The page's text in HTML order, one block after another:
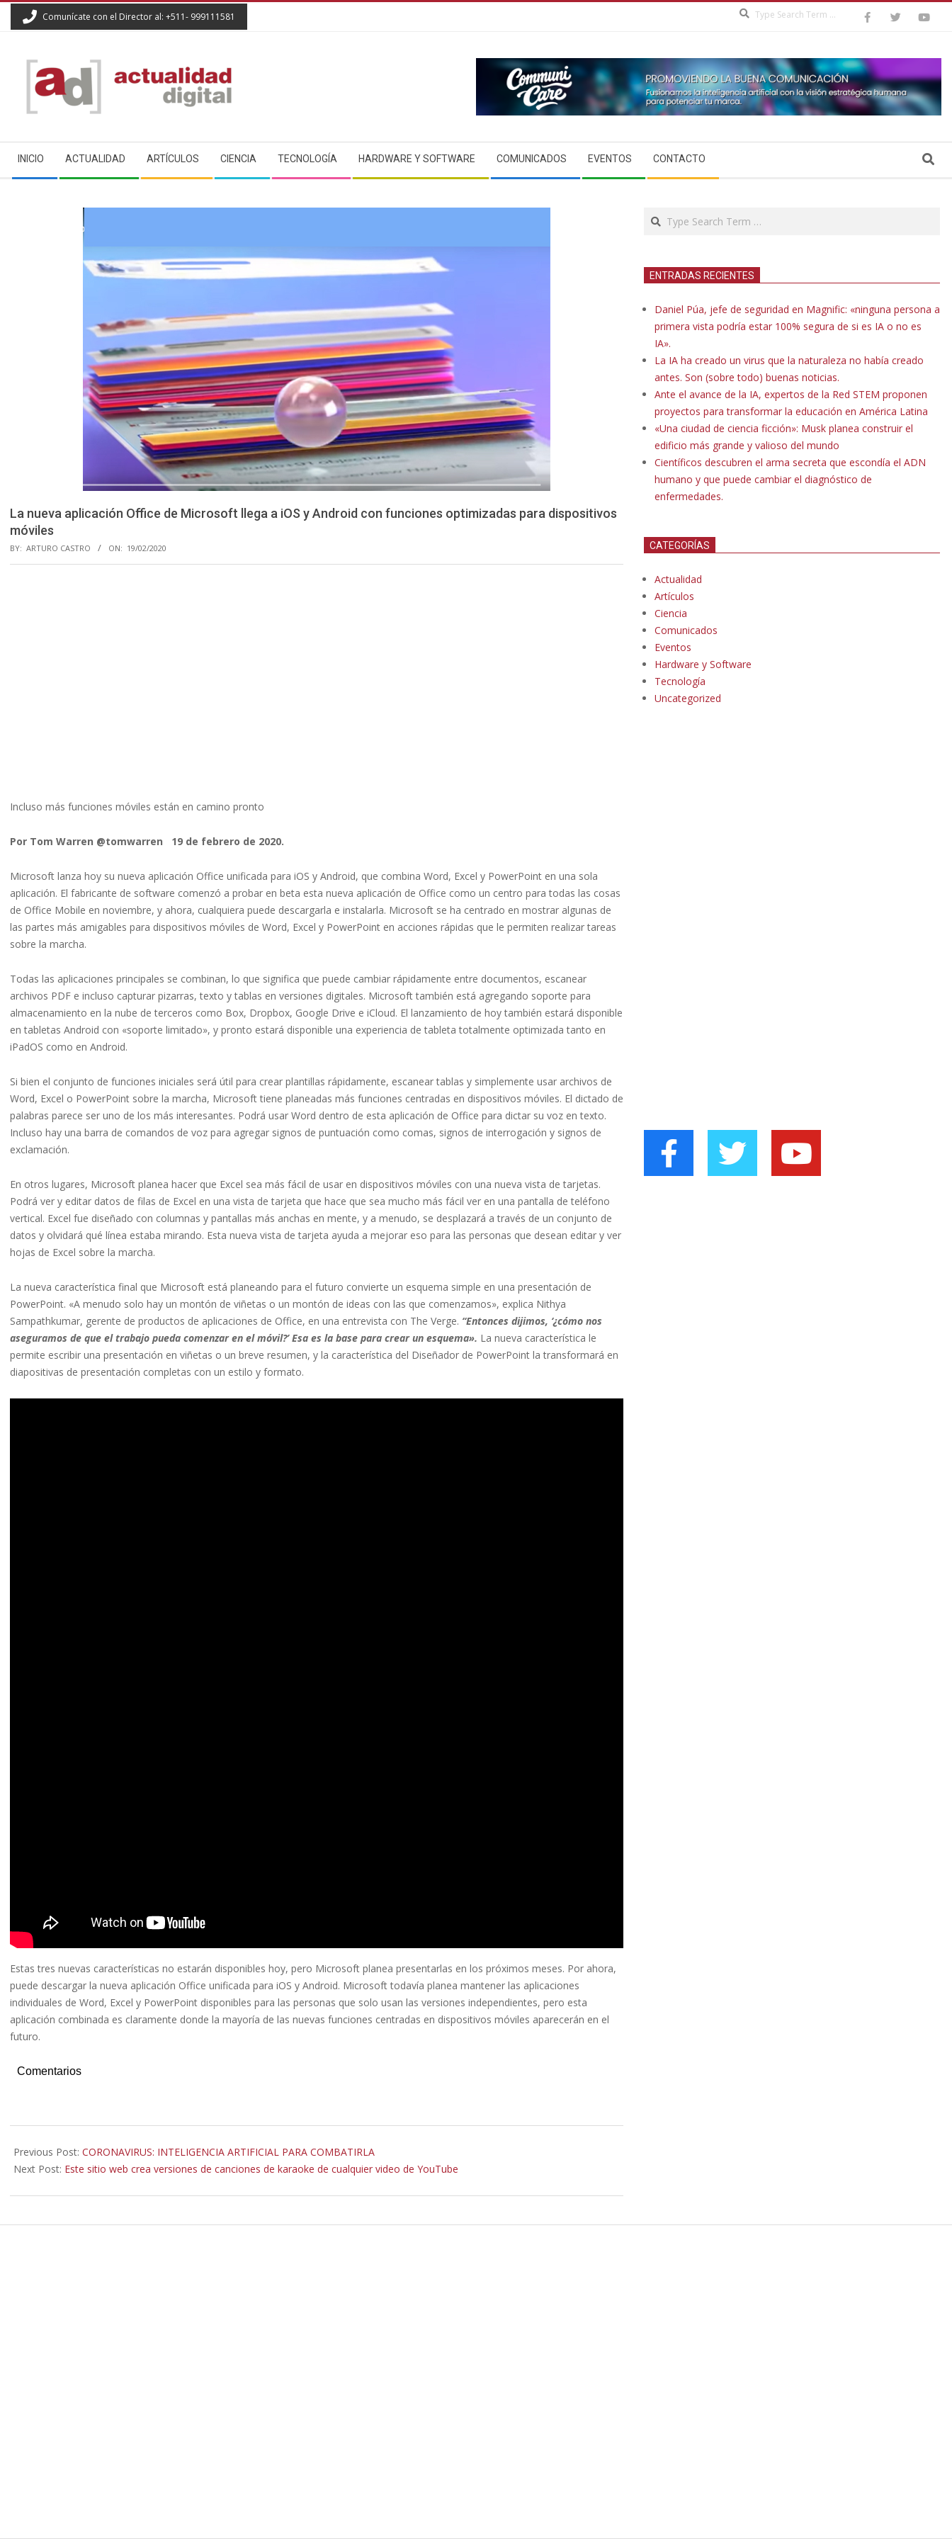
Comunícate con el Director al: +511- 999111581
ACTUALIDAD
DIGITAL
Navigation
Menu
INICIO ACTUALIDAD ARTÍCULOS CIENCIA TECNOLOGÍA HARDWARE Y SOFTWARE COMUNICADOS EVENTOS CONTACTO Search
La nueva aplicación Office de Microsoft llega a iOS y Android con funciones optimizadas para dispositivos
móviles
BY: ARTURO CASTRO ON: 19/02/2020
Incluso más funciones móviles están en camino pronto
Por Tom Warren @tomwarren 19 de febrero de 2020.
Microsoft lanza hoy su nueva aplicación Office unificada para iOS y Android, que combina Word, Excel y PowerPoint en una sola
aplicación. El fabricante de software comenzó a probar en beta esta nueva aplicación de Office como un centro para todas las cosas
de Office Mobile en noviembre, y ahora, cualquiera puede descargarla e instalarla. Microsoft se ha centrado en mostrar algunas de
las partes más amigables para dispositivos móviles de Word, Excel y PowerPoint en acciones rápidas que le permiten realizar tareas
sobre la marcha.
Todas las aplicaciones principales se combinan, lo que significa que puede cambiar rápidamente entre documentos, escanear
archivos PDF e incluso capturar pizarras, texto y tablas en versiones digitales. Microsoft también está agregando soporte para
almacenamiento en la nube de terceros como Box, Dropbox, Google Drive e iCloud. El lanzamiento de hoy también estará disponible
en tabletas Android con «soporte limitado», y pronto estará disponible una experiencia de tableta totalmente optimizada tanto en
iPadOS como en Android.
Si bien el conjunto de funciones iniciales será útil para crear plantillas rápidamente, escanear tablas y simplemente usar archivos de
Word, Excel o PowerPoint sobre la marcha, Microsoft tiene planeadas más funciones centradas en dispositivos móviles. El dictado de
palabras parece ser uno de los más interesantes. Podrá usar Word dentro de esta aplicación de Office para dictar su voz en texto.
Incluso hay una barra de comandos de voz para agregar signos de puntuación como comas, signos de interrogación y signos de
exclamación.
En otros lugares, Microsoft planea hacer que Excel sea más fácil de usar en dispositivos móviles con una nueva vista de tarjetas.
Podrá ver y editar datos de filas de Excel en una vista de tarjeta que hace que sea mucho más fácil ver en una pantalla de teléfono
vertical. Excel fue diseñado con columnas y pantallas más anchas en mente, y a menudo, se desplazará a través de un conjunto de
datos y olvidará qué línea estaba mirando. Esta nueva vista de tarjeta ayuda a mejorar eso para las personas que desean editar y ver
hojas de Excel sobre la marcha.
La nueva característica final que Microsoft está planeando para el futuro convierte un esquema simple en una presentación de
PowerPoint. «A menudo solo hay un montón de viñetas o un montón de ideas con las que comenzamos», explica Nithya
Sampathkumar, gerente de productos de aplicaciones de Office, en una entrevista con The Verge. “Entonces dijimos, ‘¿cómo nos
aseguramos de que el trabajo pueda comenzar en el móvil?’ Esa es la base para crear un esquema». La nueva característica le
permite escribir una presentación en viñetas o un breve resumen, y la característica del Diseñador de PowerPoint la transformará en
diapositivas de presentación completas con un estilo y formato.
Estas tres nuevas características no estarán disponibles hoy, pero Microsoft planea presentarlas en los próximos meses. Por ahora,
puede descargar la nueva aplicación Office unificada para iOS y Android. Microsoft todavía planea mantener las aplicaciones
individuales de Word, Excel y PowerPoint disponibles para las personas que solo usan las versiones independientes, pero esta
aplicación combinada es claramente donde la mayoría de las nuevas funciones centradas en dispositivos móviles aparecerán en el
futuro.
Comentarios
02-
19
Previous Post: CORONAVIRUS: INTELIGENCIA ARTIFICIAL PARA COMBATIRLA
Next Post: Este sitio web crea versiones de canciones de karaoke de cualquier video de YouTube
Search
ENTRADAS RECIENTES
Daniel Púa, jefe de seguridad en Magnific: «ninguna persona a
primera vista podría estar 100% segura de si es IA o no es
IA».
La IA ha creado un virus que la naturaleza no había creado
antes. Son (sobre todo) buenas noticias.
Ante el avance de la IA, expertos de la Red STEM proponen
proyectos para transformar la educación en América Latina
«Una ciudad de ciencia ficción»: Musk planea construir el
edificio más grande y valioso del mundo
Científicos descubren el arma secreta que escondía el ADN
humano y que puede cambiar el diagnóstico de
enfermedades.
CATEGORÍAS
Actualidad
Artículos
Ciencia
Comunicados
Eventos
Hardware y Software
Tecnología
Uncategorized